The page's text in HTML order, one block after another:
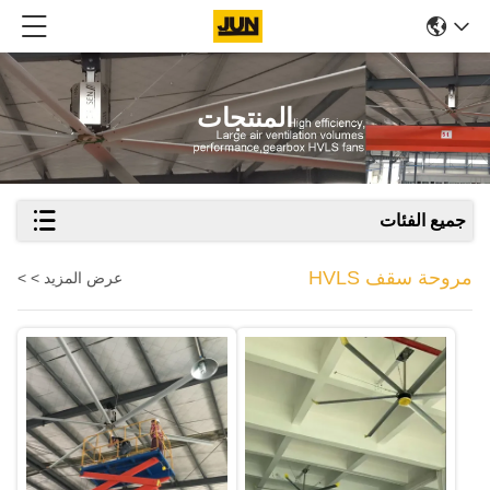
المنتجات
جميع الفئات
مروحة سقف HVLS عرض المزيد > >